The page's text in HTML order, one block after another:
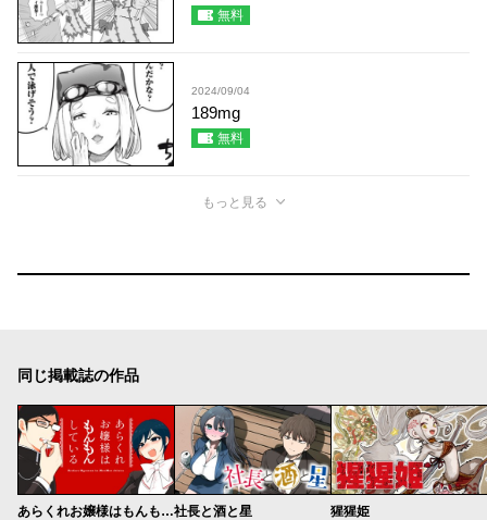
無料
2024/09/04
189mg
無料
もっと見る
同じ掲載誌の作品
あらくれお嬢様はもんもんしている社長と酒と星 猩猩姫